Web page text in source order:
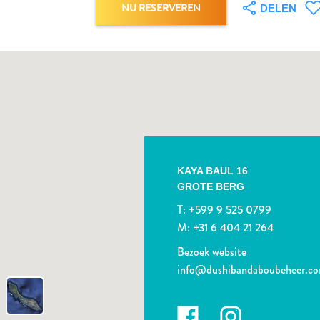
NU RESERVEREN DELEN
KAYA BAUL 16
GROTE BERG
T: +599 9 525 0799
M: +31 6 404 21 264
Bezoek website